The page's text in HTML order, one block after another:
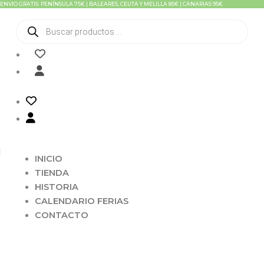
Ir
contenido
ENVIO GRATIS: PENÍNSULA 75€ | BALEARES, CEUTA Y MELILLA 85€ | CANARIAS 95€
INICIO
TIENDA
HISTORIA
CALENDARIO FERIAS
CONTACTO